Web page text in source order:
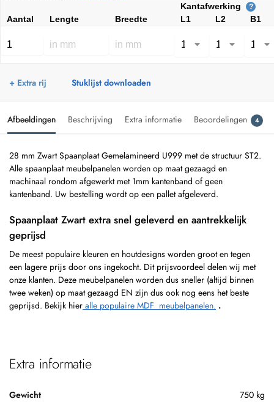
Kantafwerking ?
Aantal Lengte Breedte L1 L2 B1
+ Extra rij Stuklijst downloaden
Afbeeldingen Beschrijving Extra informatie Beoordelingen 4
28 mm Zwart Spaanplaat Gemelamineerd U999 met de structuur ST2.
Alle spaanplaat meubelpanelen worden op maat gezaagd en
machinaal rondom afgewerkt met 1mm kantenband of geen
kantenband. Uw bestelling wordt op een pallet afgeleverd.
Spaanplaat Zwart extra snel geleverd en aantrekkelijk
geprijsd
De meest populaire kleuren en houtdesigns worden groot en tegen
een lagere prijs door ons ingekocht. Dit prijsvoordeel delen wij met
onze klanten. Deze meubelpanelen worden dus sneller (altijd binnen
twee weken) op maat gezaagd EN zijn dus ook nog eens het beste
geprijsd. Bekijk hier alle populaire MDF meubelpanelen. .
Extra informatie
Gewicht 750 kg